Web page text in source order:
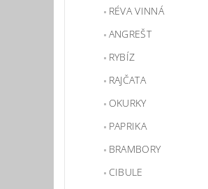
RÉVA VINNÁ
ANGREŠT
RYBÍZ
RAJČATA
OKURKY
PAPRIKA
BRAMBORY
CIBULE